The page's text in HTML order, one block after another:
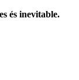
és inevitable.